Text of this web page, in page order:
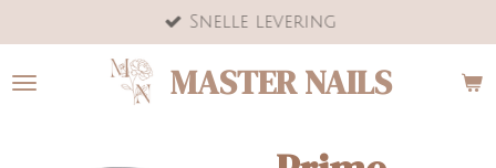
direct
naar
MASTER NAILS
Snelle levering